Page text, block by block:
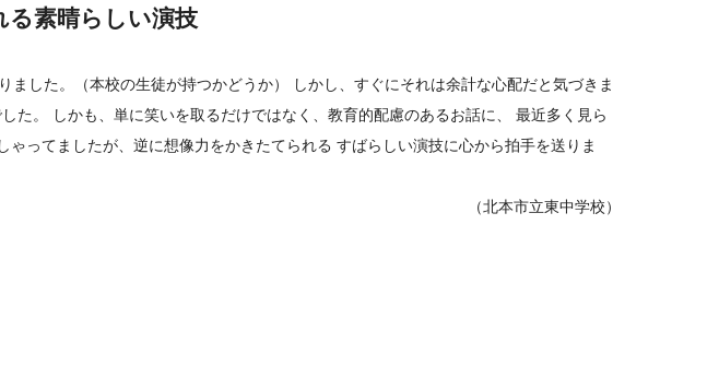
素晴らしい演技
した。（本校の生徒が持つかどうか） しかし、すぐにそれは余計な心配だと気づきま
た。 しかも、単に笑いを取るだけではなく、教育的配慮のあるお話に、 最近多く見ら
ってましたが、逆に想像力をかきたてられる すばらしい演技に心から拍手を送りま
（北本市立東中学校）